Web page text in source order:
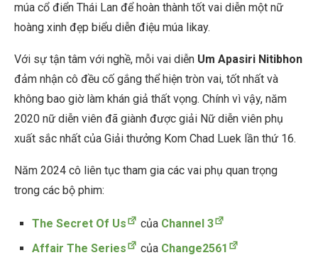
múa cổ điển Thái Lan để hoàn thành tốt vai diễn một nữ
hoàng xinh đẹp biểu diễn điệu múa likay.
Với sự tận tâm với nghề, mỗi vai diễn Um Apasiri Nitibhon
đảm nhận cô đều cố gắng thể hiện tròn vai, tốt nhất và
không bao giờ làm khán giả thất vọng. Chính vì vậy, năm
2020 nữ diễn viên đã giành được giải Nữ diễn viên phụ
xuất sắc nhất của Giải thưởng Kom Chad Luek lần thứ 16.
Năm 2024 cô liên tục tham gia các vai phụ quan trọng
trong các bộ phim:
The Secret Of Us của Channel 3
Affair The Series
của Change2561